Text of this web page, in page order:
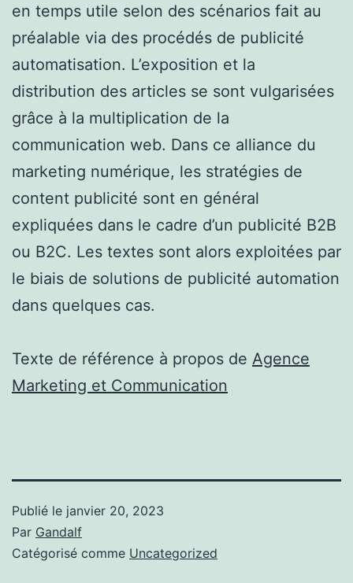
en temps utile selon des scénarios fait au
préalable via des procédés de publicité
automatisation. L’exposition et la
distribution des articles se sont vulgarisées
grâce à la multiplication de la
communication web. Dans ce alliance du
marketing numérique, les stratégies de
content publicité sont en général
expliquées dans le cadre d’un publicité B2B
ou B2C. Les textes sont alors exploitées par
le biais de solutions de publicité automation
dans quelques cas.
Texte de référence à propos de Agence
Marketing et Communication
Publié le janvier 20, 2023
Par Gandalf
Catégorisé comme Uncategorized